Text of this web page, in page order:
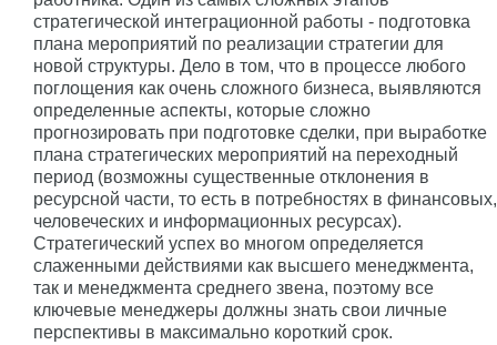
стратегической интеграционной работы - подготовка
плана мероприятий по реализации стратегии для
новой структуры. Дело в том, что в процессе любого
поглощения как очень сложного бизнеса, выявляются
определенные аспекты, которые сложно
прогнозировать при подготовке сделки, при выработке
плана стратегических мероприятий на переходный
период (возможны существенные отклонения в
ресурсной части, то есть в потребностях в финансовых,
человеческих и информационных ресурсах).
Стратегический успех во многом определяется
слаженными действиями как высшего менеджмента,
так и менеджмента среднего звена, поэтому все
ключевые менеджеры должны знать свои личные
перспективы в максимально короткий срок.